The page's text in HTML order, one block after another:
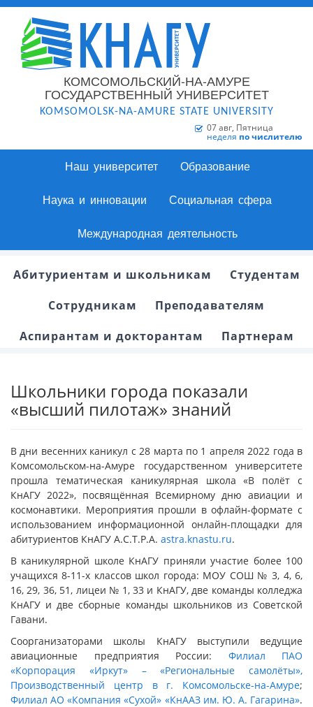
КОМСОМОЛЬСКИЙ-НА-АМУРЕ
ГОСУДАРСТВЕННЫЙ УНИВЕРСИТЕТ
KOMSOMOLSK-NA-AMURE STATE UNIVERSITY
07 авг, Пятница
неделя по числителю
Наш университет Образование
Наука и инновации Социальная сфера
Международная деятельность
Абитуриентам и школьникам
Студентам
Сотрудникам
Преподавателям
Аспирантам и докторантам
Партнерам
Школьники города показали
«высший пилотаж» знаний
В дни весенних каникул с 28 марта по 1 апреля 2022 года в
Комсомольском-на-Амуре государственном университете
прошла тематическая каникулярная школа «В полёт с
КнАГУ 2022», посвящённая Всемирному дню авиации и
космонавтики. Мероприятия прошли в офлайн-формате с
использованием информационной онлайн-площадки для
абитуриентов КнАГУ А.С.Т.Р.А. astra.knastu.ru.
В каникулярной школе КнАГУ приняли участие более 100
учащихся 8-11-х классов школ города: МОУ СОШ № 3, 4, 6,
16, 29, 36, 51, лицеи № 1, 33 и КнАГУ, две команды колледжа
КнАГУ и две сборные команды школьников из Советской
Гавани.
Соорганизаторами школы КнАГУ выступили ведущие
авиационные предприятия России: Филиал ПАО
«Корпорация «Иркут» – «Региональные самолёты»,
Производственный центр в г. Комсомольске-на-Амуре;
Филиал АО «Компания «Сухой» «КнААЗ им. Ю. А. Гагарина».